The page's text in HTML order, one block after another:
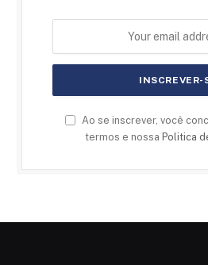
Ao se inscrever, você
termos e nossa Politica